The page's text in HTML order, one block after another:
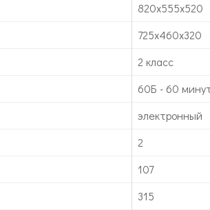
820x555x520
725x460x320
2 класс
60Б - 60
электронный
2
107
315